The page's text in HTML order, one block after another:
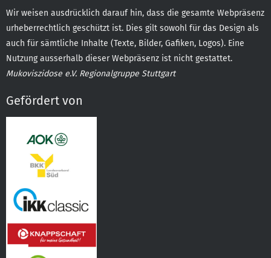
Wir weisen ausdrücklich darauf hin, dass die gesamte Webpräsenz
urheberrechtlich geschützt ist. Dies gilt sowohl für das Design als
auch für sämtliche Inhalte (Texte, Bilder, Gafiken, Logos). Eine
Nutzung ausserhalb dieser Webpräsenz ist nicht gestattet.
Mukoviszidose e.V. Regionalgruppe Stuttgart
Gefördert von